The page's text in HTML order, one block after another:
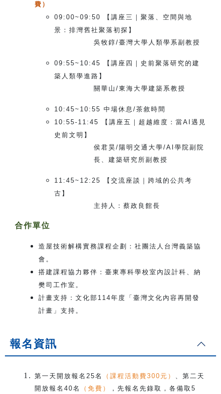
費）
09:00~09:50
【講座三｜聚落、空間與地
景：排灣舊社聚落初探】
吳牧錞/臺灣大學人類學系副教授
09:55~10:45
【講座四｜史前聚落研究的建
築人類學進路】
關華山/東海大學建築系教授
10:45~10:55 中場休息/茶敘時間
10:55-11:45
【講座五｜超越維度：當AI遇見
史前文明】
侯君昊/陽明交通大學/AI學院副院
長、建築研究所副教授
11:45~12:25
【交流座談｜跨域的公共考
古】
主持人：蔡政良館長
合作單位
造屋技術解構實務課程企劃：社團法人台灣義築協
會。
搭建課程協力夥伴：臺東專科學校室內設計科、納
樊司工作室。
計畫支持：文化部114年度「臺灣文化內容再開發
計畫」支持。
報名資訊
第一天開放報名25名 （課程活動費300元） 、第二天
開放報名40名
（免費）
，先報名先錄取，各備取5